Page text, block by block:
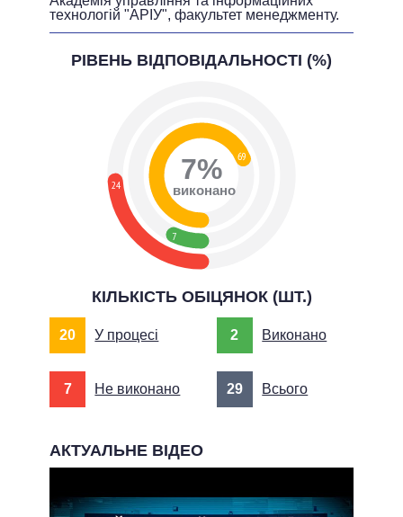
технологій "АРІУ", факультет менеджменту.
РІВЕНЬ ВІДПОВІДАЛЬНОСТІ (%)
24
7
69
7%
виконано
КІЛЬКІСТЬ ОБІЦЯНОК (ШТ.)
20 У процесі 2 Виконано
7 Не виконано 29 Всього
АКТУАЛЬНЕ ВІДЕО